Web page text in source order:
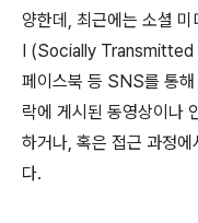
양한데, 최근에는 소셜
I (Socially Transmitted
페이스북 등 SNS를 통해
락에 게시된 동영상이나
하거나, 혹은 접근 과정
다.